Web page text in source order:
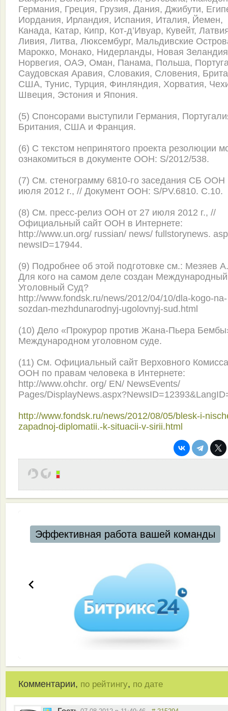
Германия, Греция, Грузия, Дания, Джибути,
Иордания, Ирландия, Испания, Италия, Йемен,
Канада, Катар, Кипр, Кот-д’Ивуар, Кувейт,
Ливия, Литва, Люксембург, Мальдивские
Марокко, Монако, Нидерланды, Новая
Норвегия, ОАЭ, Оман, Панама, Польша,
Саудовская Аравия, Словакия, Словения,
США, Тунис, Турция, Финляндия, Хорватия,
Швеция, Эстония и Япония.
(5) Спонсорами выступили Германия,
Британия, США и Франция.
(6) С текстом непринятого проекта резолюции
ознакомиться в документе ООН: S/2012/538.
(7) См. стенограмму 6810-го заседания СБ ООН
июля 2012 г., // Документ ООН: S/PV.6810. С.10.
(8) См. пресс-релиз ООН от 27 июля 2012 г., //
Официальный сайт ООН в Интернете:
http://www.un.org/ russian/ news/ fullstorynews.
newsID=17944.
(9) Подробнее об этой подготовке см.: Мезяев
Для кого на самом деле создан Международный
Уголовный Суд?
http://www.fondsk.ru/news/2012/04/10/dla-kogo-na-
sozdan-mezhdunarodnyj-ugolovnyj-sud.html
(10) Дело «Прокурор против Жана-Пьера
Международном уголовном суде.
(11) См. Официальный сайт Верховного
ООН по правам человека в Интернете:
http://www.ohchr. org/ EN/ NewsEvents/
Pages/
http://www.fondsk.ru/news/2012/08/05/blesk-i-
zapadnoj-diplomatii.-k-situacii-v-sirii.html
Эффективная работа вашей команды
Комментарии, по рейтингу, по дате